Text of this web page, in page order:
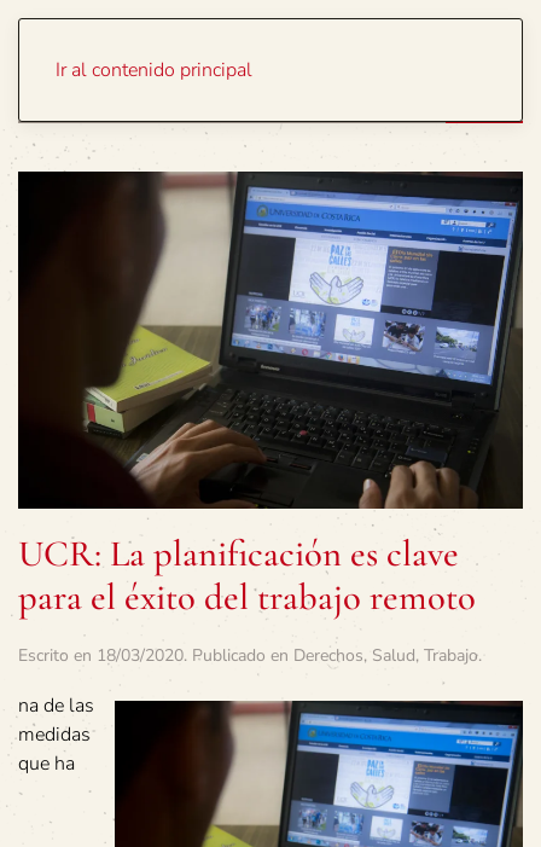
Ir al contenido principal
UCR: La planificación es clave
para el éxito del trabajo remoto
Escrito en 18/03/2020. Publicado en Derechos, Salud, Trabajo.
na de las
medidas
que ha